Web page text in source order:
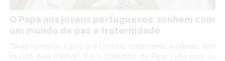
O Papa aos jovens portugueses: sonhem com
um mundo de paz e fraternidade
“Sede humanos como o é Cristo e, certamente, mudareis este
mundo para melhor”. Foi o conselho do Papa Leão para os